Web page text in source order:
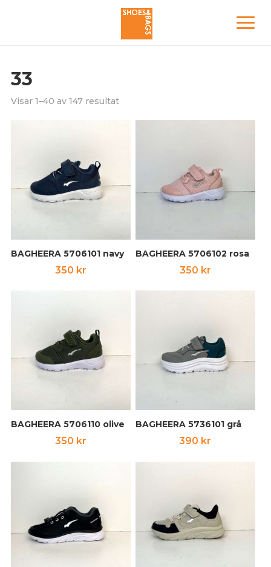
33
Visar 1–40 av 147 resultat
BAGHEERA 5706101 navy
350 kr
BAGHEERA 5706102 rosa
350 kr
BAGHEERA 5706110 olive
350 kr
BAGHEERA 5736101 grå
390 kr